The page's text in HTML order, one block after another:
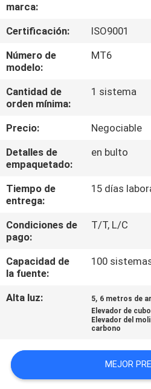
VIAJE
DE
LA
DE
CALIDAD
ÉNTRENOS
EN
CONTACTO
CON
NOTICIAS
UNA
CITA
marca:
Certificación:
ISO9001
Número de
modelo:
MT6
Cantidad de
orden mínima:
1 sistema
Precio:
Negociable
Detalles de
empaquetado:
en bulto
Tiempo de
entrega:
15 días
Condiciones de
pago:
T/T, L/C
Capacidad de
la fuente:
100
Alta luz: 5, 6 metros de
Elevador de
Elevador del
carbono
MEJOR